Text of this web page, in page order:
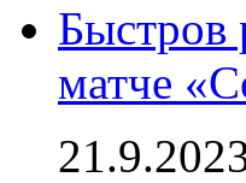
Быстров
матче